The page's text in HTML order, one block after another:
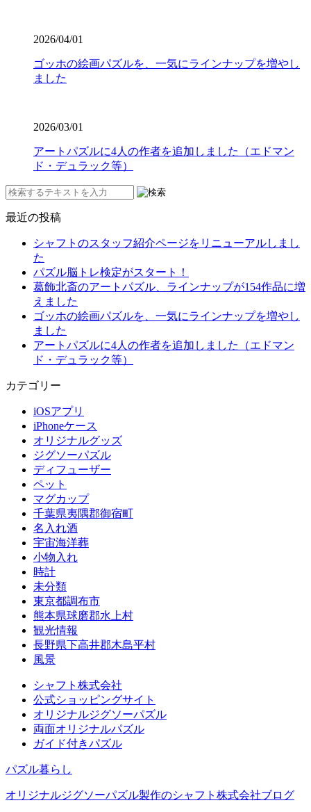
2026/04/01
ゴッホの絵画パズルを、一気にラインナップを増やし
ました
2026/03/01
アートパズルに4人の作者を追加しました（エドマン
ド・デュラック等）
最近の投稿
シャフトのスタッフ紹介ページをリニューアルしまし
た
パズル脳トレ検定がスタート！
葛飾北斎のアートパズル、ラインナップが154作品に増
えました
ゴッホの絵画パズルを、一気にラインナップを増やし
ました
アートパズルに4人の作者を追加しました（エドマン
ド・デュラック等）
カテゴリー
iOSアプリ
iPhoneケース
オリジナルグッズ
ジグソーパズル
ディフューザー
ペット
マグカップ
千葉県夷隅郡御宿町
名入れ酒
宇宙海洋葬
小物入れ
時計
未分類
東京都調布市
熊本県球磨郡水上村
観光情報
長野県下高井郡木島平村
風景
シャフト株式会社
公式ショッピングサイト
オリジナルジグソーパズル
両面オリジナルパズル
ガイド付きパズル
パズル暮らし
オリジナルジグソーパズル製作のシャフト株式会社ブログ